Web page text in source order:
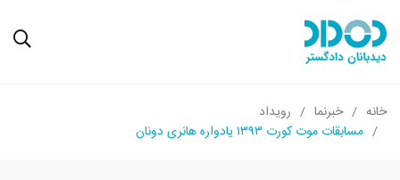
خانه خبرنما
رویداد
مسابقات موت کورت ۱۳۹۳ یادواره هانری دونان